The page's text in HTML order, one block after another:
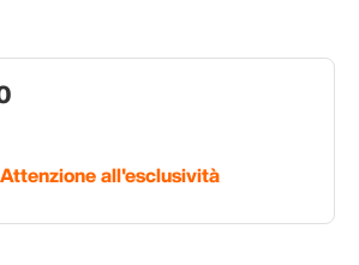
Attenzione all'esclusività